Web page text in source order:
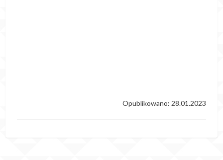
Opublikowano: 28.01.2023